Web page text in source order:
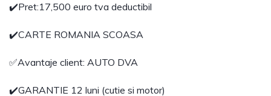
✔️Pret:17,500 euro tva deductibil
✔️CARTE ROMANIA SCOASA
✅Avantaje client: AUTO DVA
✔️GARANTIE 12 luni (cutie si motor)